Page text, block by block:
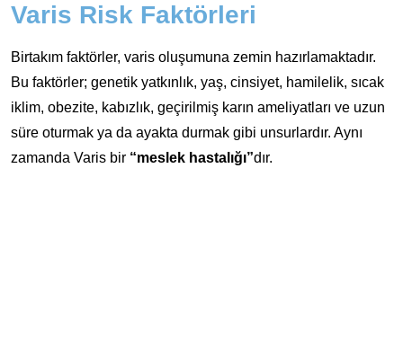
Varis Risk Faktörleri
Birtakım faktörler, varis oluşumuna zemin hazırlamaktadır.
Bu faktörler; genetik yatkınlık, yaş, cinsiyet, hamilelik, sıcak
iklim, obezite, kabızlık, geçirilmiş karın ameliyatları ve uzun
süre oturmak ya da ayakta durmak gibi unsurlardır. Aynı
zamanda Varis bir “meslek hastalığı”dır.